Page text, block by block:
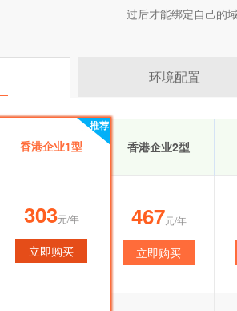
过后才能绑定自己的
环境配置
推荐
香港企业1型 香港企业2型
303元/年
立即购买
467元/年
立即购买
推荐
香港企业1型
303元/年
立即购买